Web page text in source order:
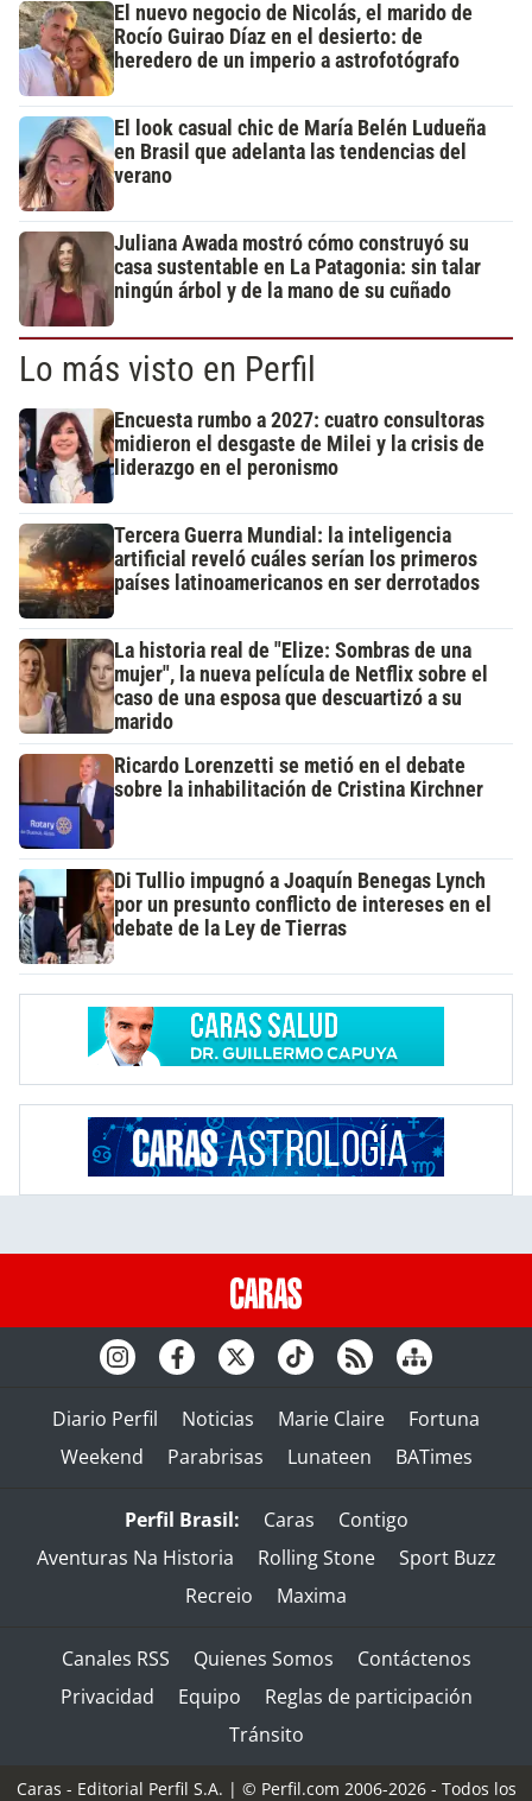
El nuevo negocio de Nicolás, el marido de
Rocío Guirao Díaz en el desierto: de
heredero de un imperio a astrofotógrafo
El look casual chic de María Belén Ludueña
en Brasil que adelanta las tendencias del
verano
Juliana Awada mostró cómo construyó su
casa sustentable en La Patagonia: sin talar
ningún árbol y de la mano de su cuñado
Lo más visto en Perfil
Encuesta rumbo a 2027: cuatro consultoras
midieron el desgaste de Milei y la crisis de
liderazgo en el peronismo
Tercera Guerra Mundial: la inteligencia
artificial reveló cuáles serían los primeros
países latinoamericanos en ser derrotados
La historia real de "Elize: Sombras de una
mujer", la nueva película de Netflix sobre el
caso de una esposa que descuartizó a su
marido
Ricardo Lorenzetti se metió en el debate
sobre la inhabilitación de Cristina Kirchner
Di Tullio impugnó a Joaquín Benegas Lynch
por un presunto conflicto de intereses en el
debate de la Ley de Tierras
Diario Perfil Noticias Marie Claire
Fortuna
Weekend
Parabrisas Lunateen BATimes
Perfil Brasil: Caras
Contigo
Aventuras Na Historia
Rolling Stone
Sport Buzz
Recreio
Maxima
Canales RSS Quienes Somos
Contáctenos
Privacidad
Equipo
Reglas de participación
Tránsito
Caras - Editorial Perfil S.A. | © Perfil.com 2006-2026 - Todos los